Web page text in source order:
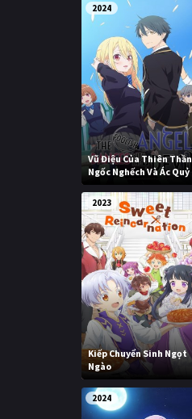
2024
Vũ Điệu Của Thiên Thần
Ngốc Nghếch Và Ác Quỷ
2023
Kiếp Chuyển Sinh Ngọt
Ngào
2024